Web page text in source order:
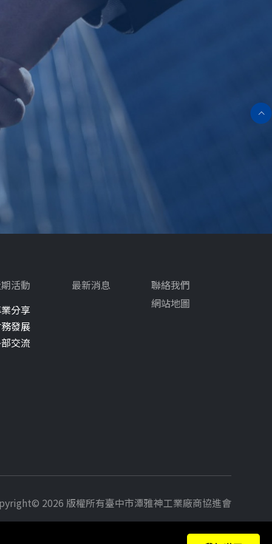
活動
分享
發展
交流
最新消息
聯絡我們
網站地圖
2026 版權所有臺中市潭雅神工業廠商協進會